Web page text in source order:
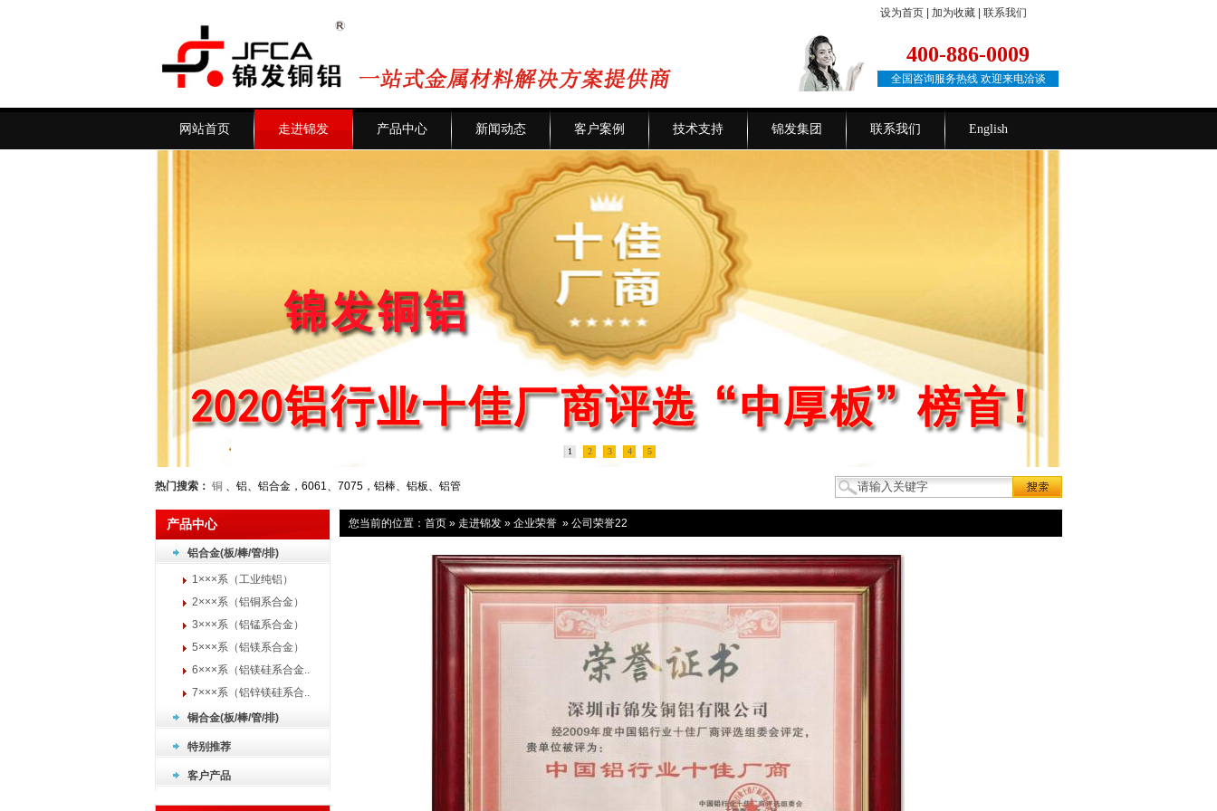
设为首页 加为收藏 联系我们
400-886-0009
全国咨询服务热线 欢迎来电洽谈
网站首页 走进锦发 产品中心 新闻动态 客户案例 技术支持 锦发集团 联系我们 English
1 2 3 4 5
热门搜索： 铜 、铝、铝合金，6061、7075，铝棒、铝板、铝管
产品中心
铝合金(板/棒/管/排)
1×××系（工业纯铝）
2×××系（铝铜系合金）
3×××系（铝锰系合金）
5×××系（铝镁系合金）
6×××系（铝镁硅系合金..
7×××系（铝锌镁硅系合..
铜合金(板/棒/管/排)
特别推荐
客户产品
您当前的位置： 首页 » 走进锦发 » 企业荣誉 » 公司荣誉22